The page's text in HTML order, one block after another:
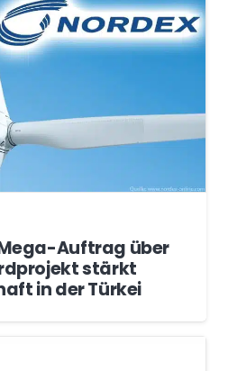
Auftrag über
stärkt
in der Türkei